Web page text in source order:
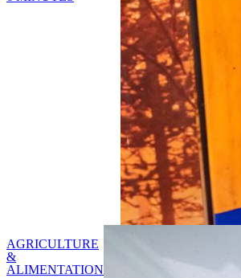
AGRICULTURE
&
ALIMENTATION